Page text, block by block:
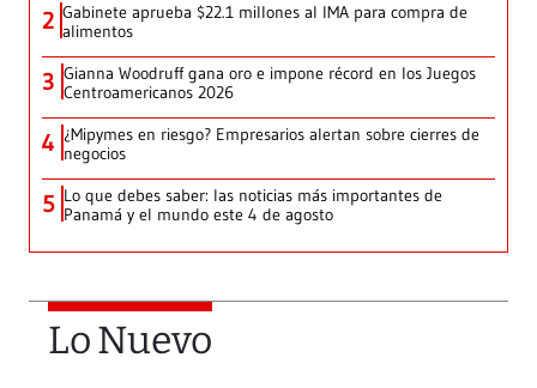
2 Gabinete aprueba $22.1 millones al IMA para compra de
alimentos
3 Gianna Woodruff gana oro e impone récord en los Juegos
Centroamericanos 2026
4 ¿Mipymes en riesgo? Empresarios alertan sobre cierres de
negocios
5 Lo que debes saber: las noticias más importantes de
Panamá y el mundo este 4 de agosto
Lo Nuevo